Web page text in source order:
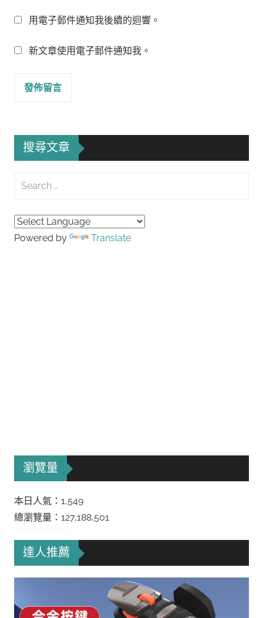
用電子郵件通知我後續的迴響。
新文章使用電子郵件通知我。
搜尋文章
Search
Powered by Translate
瀏覽量
本日人氣：1,549
總瀏覽量：127,188,501
達人推薦